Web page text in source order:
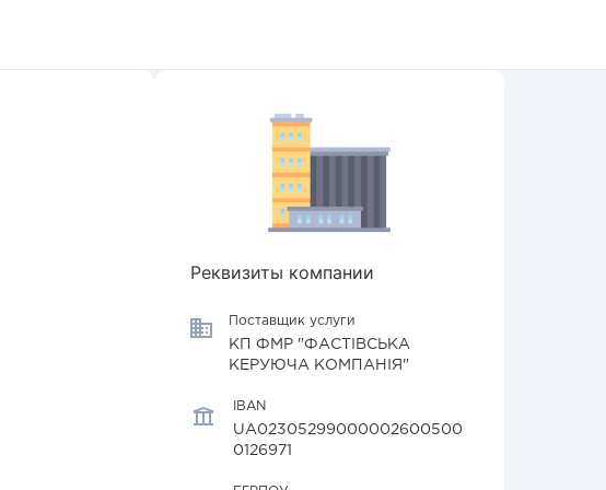
Реквизиты компании
Поставщик услуги
КП ФМР "ФАСТІВСЬКА
КЕРУЮЧА КОМПАНІЯ"
IBAN
UA02305299000002600500
0126971